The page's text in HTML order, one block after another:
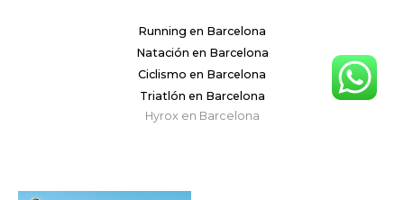
Running en Barcelona
Natación en Barcelona
Ciclismo en Barcelona
Triatlón en Barcelona
Hyrox en Barcelona